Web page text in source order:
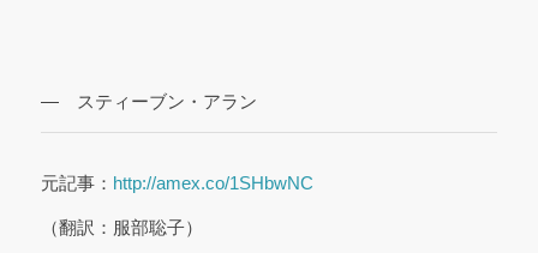
― スティーブン・アラン
元記事： http://amex.co/1SHbwNC
（翻訳：服部聡子）